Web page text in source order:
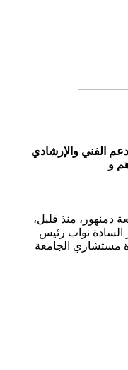
الفني والإرشادي
و
دمنهور، منذ قليل،
السادة نواب رئيس
مستشاري الجامعة